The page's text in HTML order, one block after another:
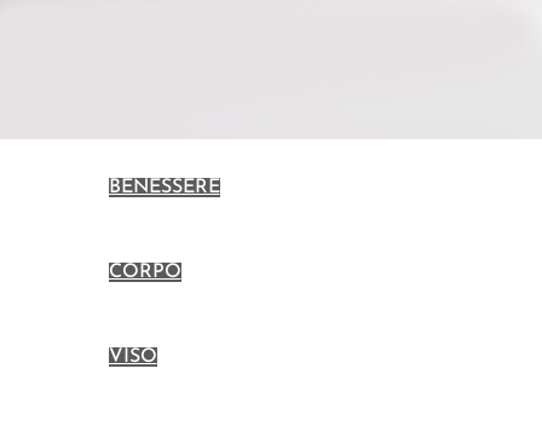
BENESSERE
CORPO
VISO